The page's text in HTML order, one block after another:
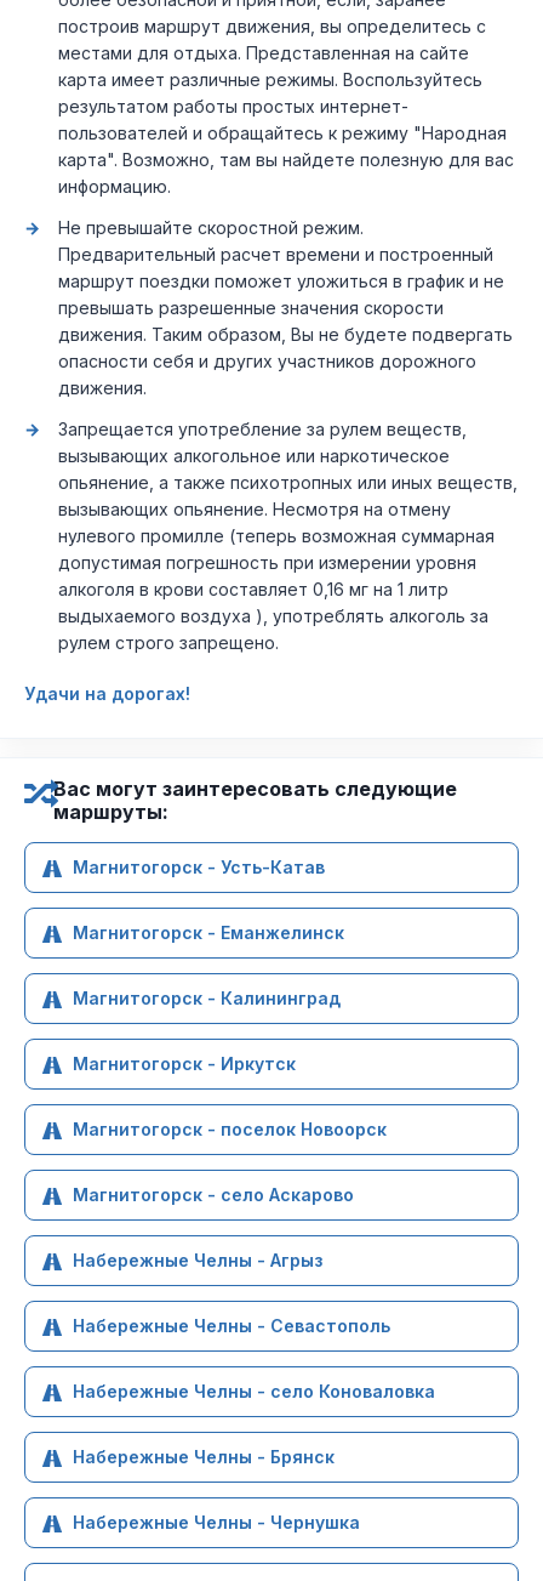
построив маршрут движения, вы определитесь с
местами для отдыха. Представленная на сайте
карта имеет различные режимы. Воспользуйтесь
результатом работы простых интернет-
пользователей и обращайтесь к режиму "Народная
карта". Возможно, там вы найдете полезную для вас
информацию.
Не превышайте скоростной режим.
Предварительный расчет времени и построенный
маршрут поездки поможет уложиться в график и не
превышать разрешенные значения скорости
движения. Таким образом, Вы не будете подвергать
опасности себя и других участников дорожного
движения.
Запрещается употребление за рулем веществ,
вызывающих алкогольное или наркотическое
опьянение, а также психотропных или иных веществ,
вызывающих опьянение. Несмотря на отмену
нулевого промилле (теперь возможная суммарная
допустимая погрешность при измерении уровня
алкоголя в крови составляет 0,16 мг на 1 литр
выдыхаемого воздуха ), употреблять алкоголь за
рулем строго запрещено.
Удачи на дорогах!
Вас могут заинтересовать следующие
маршруты:
Магнитогорск - Усть-Катав
Магнитогорск - Еманжелинск
Магнитогорск - Калининград
Магнитогорск - Иркутск
Магнитогорск - поселок Новоорск
Магнитогорск - село Аскарово
Набережные Челны - Агрыз
Набережные Челны - Севастополь
Набережные Челны - село Коноваловка
Набережные Челны - Брянск
Набережные Челны - Чернушка